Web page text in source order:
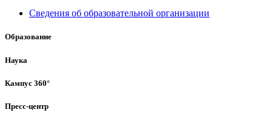
Сведения об образовательной организации
Образование
Наука
Кампус 360°
Пресс-центр